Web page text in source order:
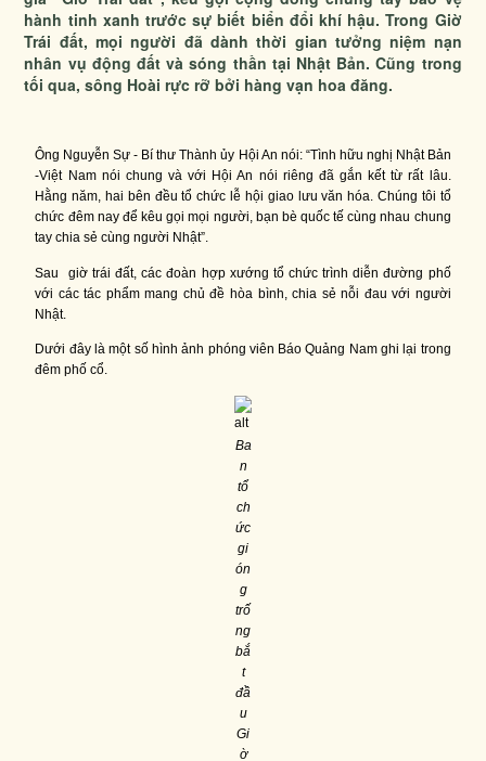
hành tinh xanh trước sự biết biển đổi khí hậu. Trong Giờ
Trái đất, mọi người đã dành thời gian tưởng niệm nạn
nhân vụ động đất và sóng thần tại Nhật Bản. Cũng trong
tối qua, sông Hoài rực rỡ bởi hàng vạn hoa đăng.
Ông Nguyễn Sự - Bí thư Thành ủy Hội An nói: “Tình hữu nghị Nhật Bản
-Việt Nam nói chung và với Hội An nói riêng đã gắn kết từ rất lâu.
Hằng năm, hai bên đều tổ chức lễ hội giao lưu văn hóa. Chúng tôi tổ
chức đêm nay để kêu gọi mọi người, bạn bè quốc tế cùng nhau chung
tay chia sẻ cùng người Nhật”.
Sau giờ trái đất, các đoàn hợp xướng tổ chức trình diễn đường phố
với các tác phẩm mang chủ đề hòa bình, chia sẻ nỗi đau với người
Nhật.
Dưới đây là một số hình ảnh phóng viên Báo Quảng Nam ghi lại trong
đêm phố cổ.
Ba
n
tổ
ch
ức
gi
ón
g
trố
ng
bắ
t
đầ
u
Gi
ờ